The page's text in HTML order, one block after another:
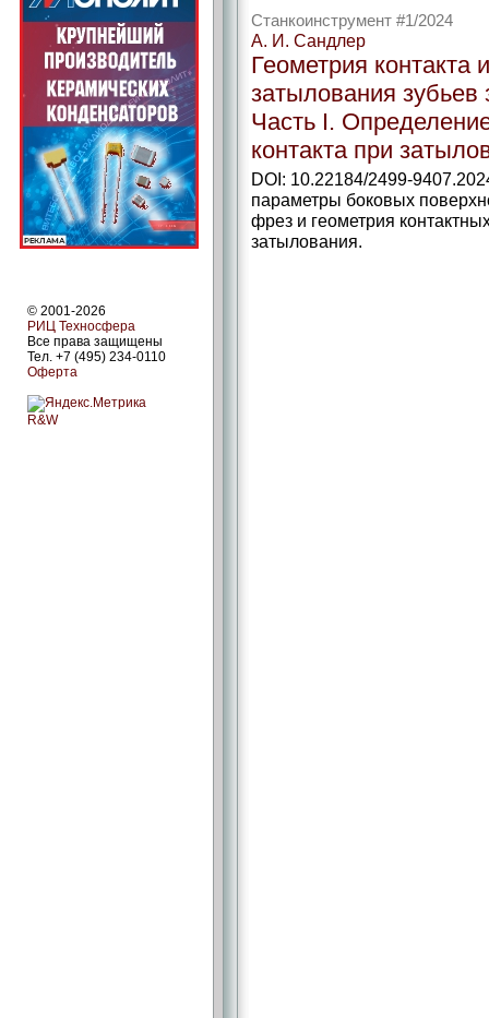
© 2001-2026
РИЦ Техносфера
Все права защищены
Тел. +7 (495) 234-0110
Оферта
R&W
Станкоинструмент #1/2024
А. И. Сандлер
Геометрия контакта
затылования
Часть I.
контакта при
DOI: 10.22184/2499-
параметры боковых
фрез и геометрия
затылования.